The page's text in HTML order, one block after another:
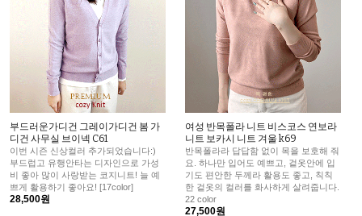
부드러운가디건 그레이가디건 봄 가
디건 사무실 브이넥 C61
이번 시즌 신상컬러 추가되었습니다:)
부드럽고 유행안타는 디자인으로 가성
비 좋아 많이 사랑받는 코지니트! 늘 예
쁘게 활용하기 좋아요! [17color]
28,500원
여성 반목폴라 니트 비스코스 연보라
니트 보카시 니트 겨울 k69
반목폴라라 답답함 없이 목을 보호해 줘
요. 하나만 입어도 예쁘고, 겉옷안에 입
기도 편안한 두께라 활용도 좋고, 칙칙
한 겉옷의 컬러를 화사하게 살려줍니다.
22 color
27,500원